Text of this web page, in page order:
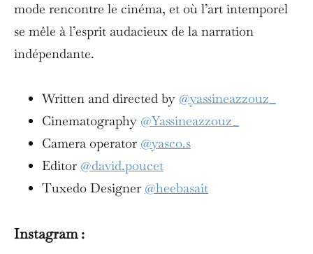
mode rencontre le cinéma, et où l’art intemporel
se mêle à l’esprit audacieux de la narration
indépendante.
Written and directed by @yassineazzouz_
Cinematography @Yassineazzouz_
Camera operator @yasco.s
Editor @david.poucet
Tuxedo Designer @heebasait
Instagram :